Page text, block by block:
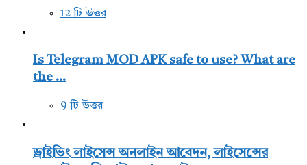
12 টি উত্তর
Is Telegram MOD APK safe to use? What are
the ...
9 টি উত্তর
ড্রাইভিং লাইসেন্স অনলাইন আবেদন, লাইসেন্সের